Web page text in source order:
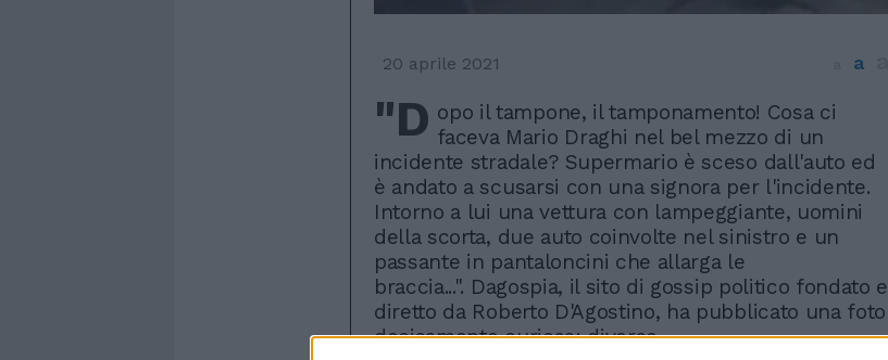
20 aprile 2021 a
"D opo il tampone, il tamponamento! Cosa ci
faceva Mario Draghi nel bel mezzo di un
incidente stradale? Supermario è sceso dall'auto ed
è andato a scusarsi con una signora per l'incidente.
Intorno a lui una vettura con lampeggiante, uomini
della scorta, due auto coinvolte nel sinistro e un
passante in pantaloncini che allarga le
braccia...". Dagospia, il sito di gossip politico fondato e
diretto da Roberto D'Agostino, ha pubblicato una foto
decisamente curiosa: diverse